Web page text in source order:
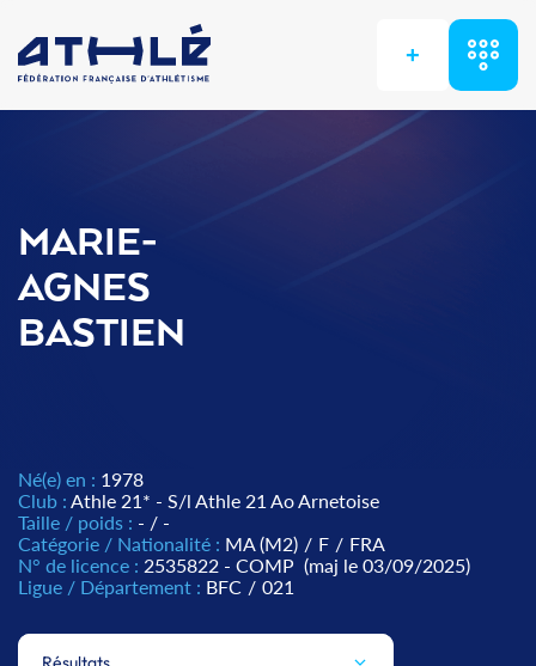
+
MARIE-
AGNES
BASTIEN
Né(e) en : 1978
Club : Athle 21* - S/l Athle 21 Ao Arnetoise
Taille / poids : - / -
Catégorie / Nationalité : MA (M2) / F / FRA
N° de licence : 2535822 - COMP (maj le 03/09/2025)
Ligue / Département : BFC / 021